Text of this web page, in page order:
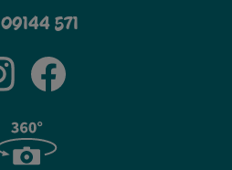
09144 571